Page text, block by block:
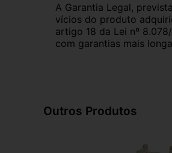
A Garantia Legal,
vícios do produto
artigo 18 da Lei nº
com garantias mais
Outros Produtos